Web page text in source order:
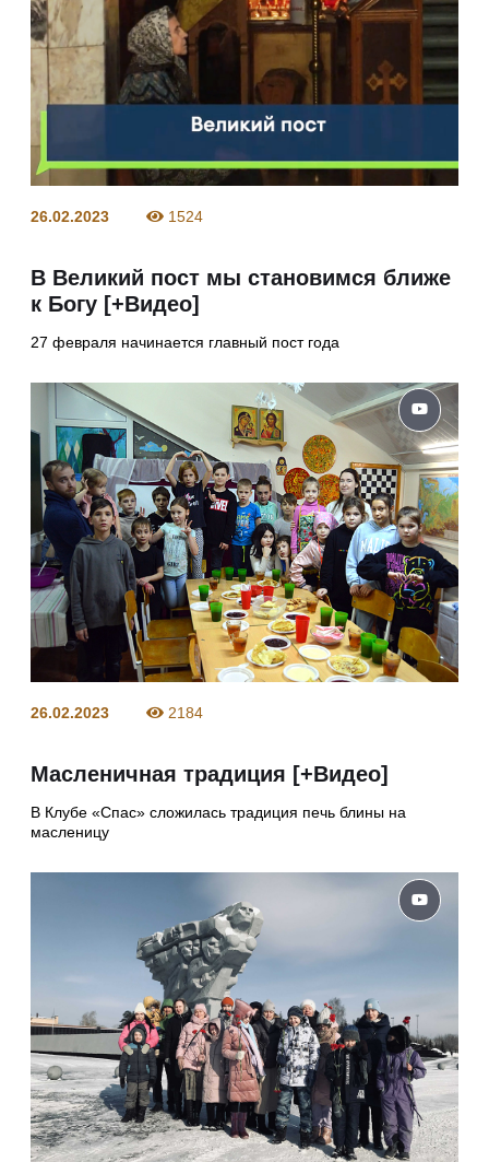
26.02.2023 1524
В Великий пост мы становимся ближе
к Богу [+Видео]
27 февраля начинается главный пост года
26.02.2023 2184
Масленичная традиция [+Видео]
В Клубе «Спас» сложилась традиция печь блины на
масленицу